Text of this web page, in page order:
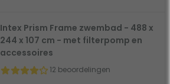
Intex Prism Frame zwembad - 488 x
244 x 107 cm - met filterpomp en
accessoires
12 beoordelingen